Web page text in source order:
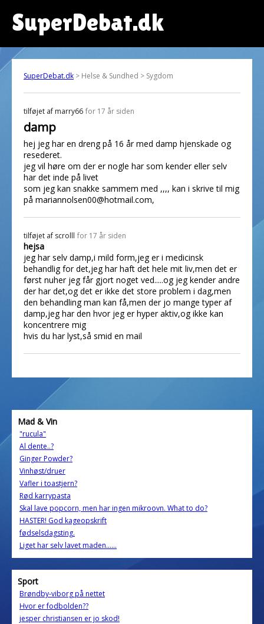
SuperDebat.dk
SuperDebat.dk > Helse & Sundhed > Sygdom
tilføjet af marry66 for 17 år siden
damp
hej jeg har en dreng på 16 år med damp hjenskade og
resederet.
jeg vil høre om der er nogle har som kender eller selv
har det inde på livet
som jeg kan snakke sammem med ,,,, kan i skrive til mig
på mariannolsen00@hotmail.com,
tilføjet af scrolll for 17 år siden
hejsa
jeg har selv damp,i mild form,jeg er i medicinsk
behandlig for det,jeg har haft det hele mit liv,men det er
først nuher jeg får gjort noget ved.....og jeg kender andre
der har det,og det er ikke det store problem i dag,men
den behandling man kan få,men der jo mange typer af
damp,jeg har den hvor jeg er hyper aktiv,og ikke kan
koncentrere mig
hvis du har lyst,så smid en mail
Mad & Vin
"rucula"
Al dente..?
Ginger Powder?
Vinhøst/druer
Vafler i toastjern?
Rød karrypasta
Skal lave popcorn, men har ingen mikroovn. What to do?
HASTER! God kageopskrift
fødselsdagsting.
Liget har selv lavet maden......
Sport
Brøndby-viborg på nettet
Hvor er fodbolden??
jesper christiansen er jo skod!